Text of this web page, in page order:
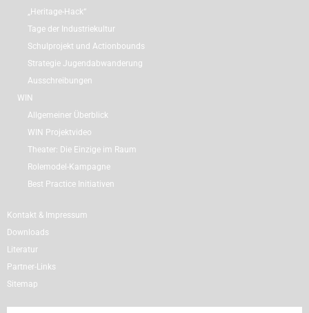
„Heritage-Hack“
Tage der Industriekultur
Schulprojekt und Actionbounds
Strategie Jugendabwanderung
Ausschreibungen
WIN
Allgemeiner Überblick
WIN Projektvideo
Theater: Die Einzige im Raum
Rolemodel-Kampagne
Best Practice Initiativen
Kontakt & Impressum
Downloads
Literatur
Partner-Links
Sitemap